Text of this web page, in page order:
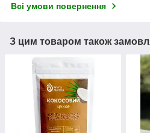
Всі умови повернення
З цим товаром також